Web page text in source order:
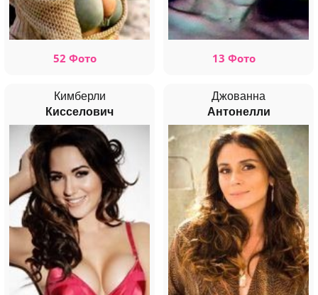
52 Фото 13 Фото
Кимберли
Кисселович
Джованна
Антонелли